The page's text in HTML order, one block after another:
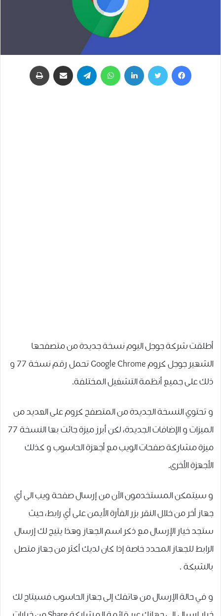
فيسبوك تويتر لينكدإن واتساب تيلقرام مشاركة عبر البريد
أطلقت شركة جوجل اليوم نسخة جديدة من متصفحها
الشهير جوجل كروم Google Chrome تحمل رقم نسخة 77 و
ذلك على جميع أنظمة التشغيل المختلفة.
و تحتوي النسخة الجديدة من المتصفح كروم على العديد من
الميزات و الإضافات الجديدة، لكن أبرز ميزة جائت بها النسخة 77
ميزة مشاركة ﺻﻔﺤﺎﺕ ﺍﻟﻮﻳﺐ مع ﺃﺟﻬﺰﺓ الحاسوب و كذلك
الأجهزة الأخرى.
و سيتمكن المستخدمون الآن من ﺇﺭﺳﺎﻝ ﺻﻔﺤﺔ ﻭﻳﺐ الى أي
جهاز أخر ﻣﻦ ﺧﻼﻝ ﺍﻟﻨﻘﺮ ﺑﺰﺭ ﺍﻟﻔﺄﺭﺓ ﺍﻷﻳﻤﻦ ﻋﻠﻰ ﺃﻱ ﺭﺍﺑﻂ، حيث
ستجد ﺧﻴﺎﺭ ﺍﻹﺭﺳﺎﻝ ﻣﻊ ﺫﻛﺮ ﺍﺳﻢ ﺍﻟﺠﻬﺎﺯ ﻭﻫﺬﺍ ﻳﺘﻴﺢ ﻟﻚ ﺇﺭﺳﺎﻝ
ﺍﻟﺮﺍﺑﻂ ﻟﻠﺠﻬﺎﺯ ﺍﻟﻤﺤﺪﺩ ﺧﺎﺻﺔ إذا ﻛﺎﻥ ﻟﺪﻳﻚ ﺃﻛﺜﺮ ﻣﻦ ﺟﻬﺎﺯ ﻣﺘﺼﻞ
ﺑﺎﻟﺸﺒﻜﺔ .
و في حالة ﺍﻹﺭﺳﺎﻝ ﻣﻦ ﻫﺎﺗﻔﻚ ﺇﻟﻰ جهاز ﺍﻟﺤﺎسوب فسيتاح ﻟﻚ